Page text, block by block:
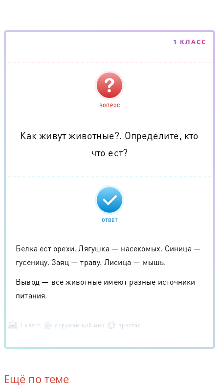
1 КЛАСС
ВОПРОС
Как живут животные?. Определите, кто
что ест?
ОТВЕТ
Белка ест орехи. Лягушка — насекомых. Синица —
гусеницу. Заяц — траву. Лисица — мышь.
Вывод — все животные имеют разные источники
питания.
1 класс окружающий мир простая
Ещё по теме